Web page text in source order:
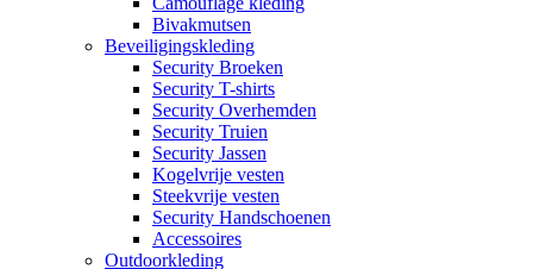
Bivakmutsen
Beveiligingskleding
Security Broeken
Security T-shirts
Security Overhemden
Security Truien
Security Jassen
Kogelvrije vesten
Steekvrije vesten
Security Handschoenen
Accessoires
Outdoorkleding